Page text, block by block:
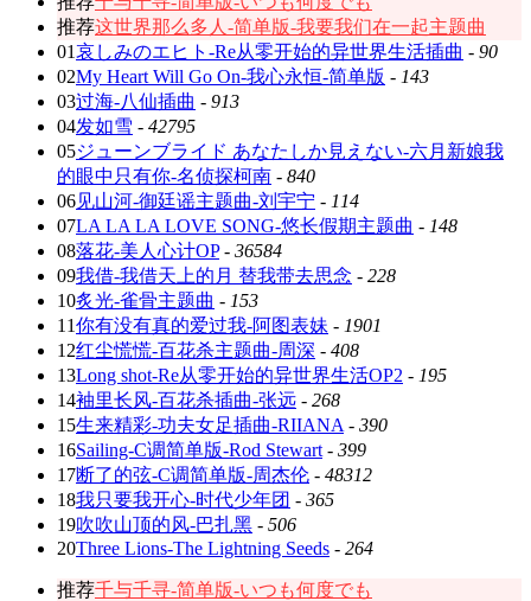
推荐这世界那么多人-简单版-我要我们在一起主题曲
01哀しみのエヒト-Re从零开始的异世界生活插曲 - 90
02My Heart Will Go On-我心永恒-简单版 - 143
03过海-八仙插曲 - 913
04发如雪 - 42795
05ジューンブライド あなたしか見えない-六月新娘我
的眼中只有你-名侦探柯南 - 840
06见山河-御廷谣主题曲-刘宇宁 - 114
07LA LA LA LOVE SONG-悠长假期主题曲 - 148
08落花-美人心计OP- 36584
09我借-我借天上的月 替我带去思念 - 228
10炙光-雀骨主题曲 - 153
11你有没有真的爱过我-阿图表妹 - 1901
12红尘慌慌-百花杀主题曲-周深 - 408
13Long shot-Re从零开始的异世界生活OP2 - 195
14袖里长风-百花杀插曲-张远 - 268
15生来精彩-功夫女足插曲-RIIANA - 390
16Sailing-C调简单版-Rod Stewart - 399
17断了的弦-C调简单版-周杰伦 - 48312
18我只要我开心-时代少年团 - 365
19吹吹山顶的风-巴扎黑 - 506
20Three Lions-The Lightning Seeds - 264
推荐千与千寻-简单版-いつも何度でも